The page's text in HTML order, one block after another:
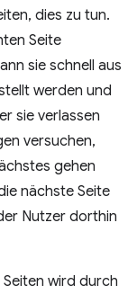
dies zu tun.
Seite
sie schnell aus
werden und
sie verlassen
versuchen,
gehen
nächste Seite
Nutzer dorthin
wird durch